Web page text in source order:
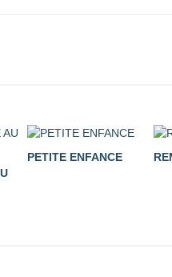
PETITE ENFANCE